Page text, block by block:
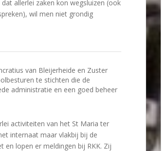
allerlei zaken kon wegsluizen (ook
wil men niet grondig
van Bleijerheide en Zuster
te stichten die de
administratie en een goed beheer
activiteiten van het St Maria ter
internaat maar vlakbij bij de
lopen er meldingen bij RKK. Zij